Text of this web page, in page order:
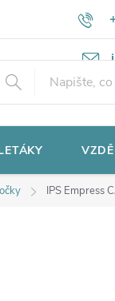
Potřebujete poradit?
IPS Empress